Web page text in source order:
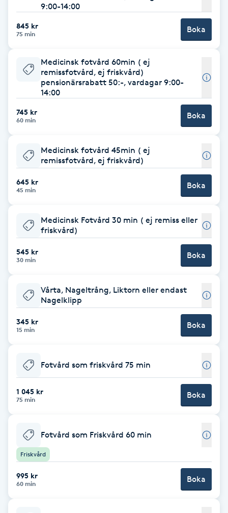
Balayage
Bambumassage
Barnklippning
BIAB
Blowout
Bottenfärg
Brynfärgning
Brynplockning
Bröllopsuppsättning
C
Celluliter
Coachning
Color correction
Cryoterapi
Damklippning
9:00-14:00
845 kr
75 min Boka
Medicinsk fotvård 60min ( ej
remissfotvård, ej friskvård)
pensionärsrabatt 50:-, vardagar 9:00-
14:00
745 kr
60 min Boka
Medicinsk fotvård 45min ( ej
remissfotvård, ej friskvård)
645 kr
45 min Boka
Medicinsk Fotvård 30 min ( ej remiss eller
friskvård)
545 kr
30 min Boka
Vårta, Nageltrång, Liktorn eller endast
Nagelklipp
345 kr
15 min Boka
Fotvård som friskvård 75 min
1 045 kr
75 min Boka
Fotvård som Friskvård 60 min
Friskvård
995 kr
60 min Boka